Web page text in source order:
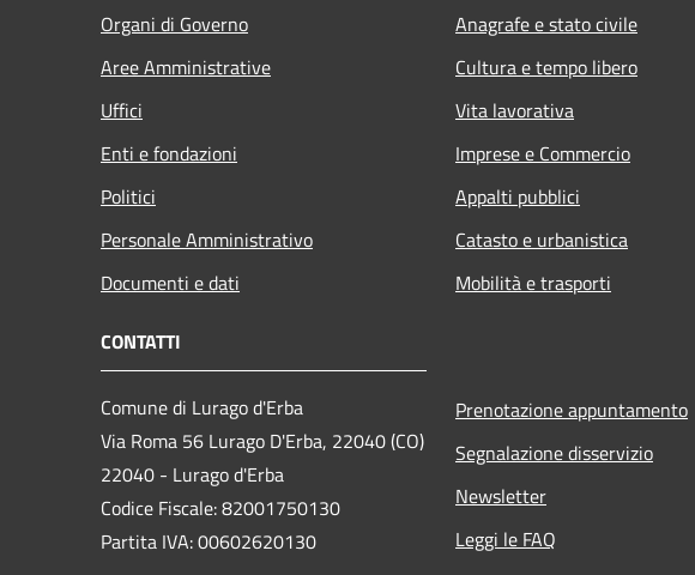
Organi di Governo
Aree Amministrative
Uffici
Enti e fondazioni
Politici
Personale Amministrativo
Documenti e dati
Anagrafe e stato civile
Cultura e tempo libero
Vita lavorativa
Imprese e Commercio
Appalti pubblici
Catasto e urbanistica
Mobilità e trasporti
CONTATTI
Comune di Lurago d'Erba
Via Roma 56 Lurago D'Erba, 22040 (CO)
22040 - Lurago d'Erba
Codice Fiscale: 82001750130
Partita IVA: 00602620130
Prenotazione appuntamento
Segnalazione disservizio
Newsletter
Leggi le FAQ